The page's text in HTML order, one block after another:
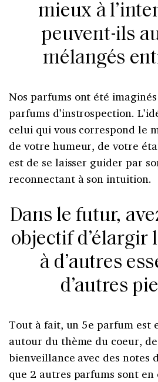
mieux à
peuvent-ils
mélangés
Nos parfums ont été
parfums d’instrospection.
celui qui vous correspond le
de votre humeur, de votre
est de se laisser guider par
reconnectant à son intuition.
Dans le futur,
objectif d’élargir
à d’autres
d’autres
Tout à fait, un 5e parfum est
autour du thème du coeur,
bienveillance avec des notes
que 2 autres parfums sont